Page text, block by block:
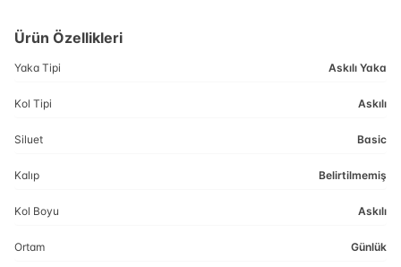
Ürün Özellikleri
Yaka Tipi Askılı Yaka
Kol Tipi Askılı
Siluet Basic
Kalıp Belirtilmemiş
Kol Boyu Askılı
Ortam Günlük